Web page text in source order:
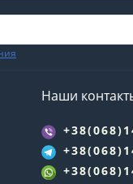
Наши